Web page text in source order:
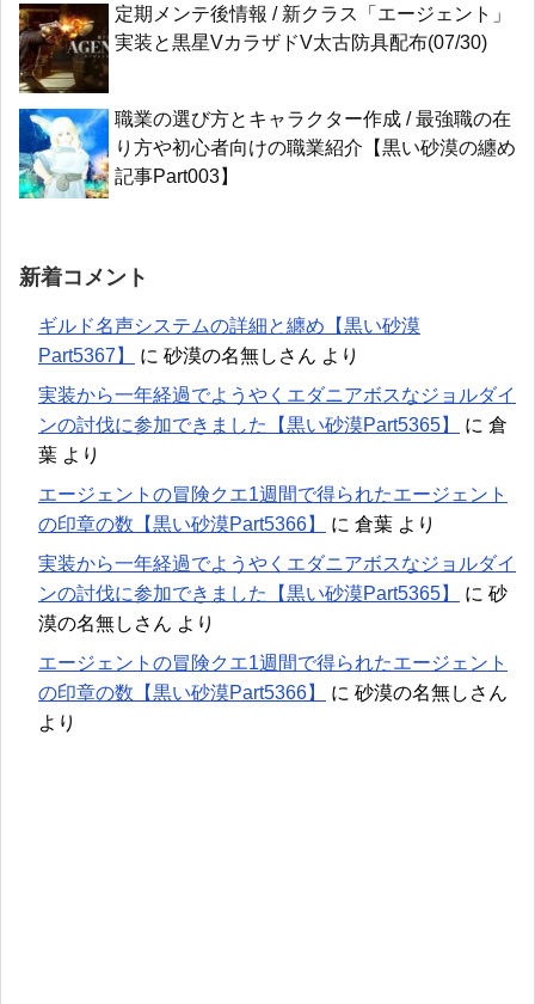
定期メンテ後情報 / 新クラス「エージェント」
実装と黒星VカラザドV太古防具配布(07/30)
職業の選び方とキャラクター作成 / 最強職の在
り方や初心者向けの職業紹介【黒い砂漠の纏め
記事Part003】
新着コメント
ギルド名声システムの詳細と纏め【黒い砂漠
Part5367】
に 砂漠の名無しさん より
実装から一年経過でようやくエダニアボスなジョルダイ
ンの討伐に参加できました【黒い砂漠Part5365】
に 倉
葉 より
エージェントの冒険クエ1週間で得られたエージェント
の印章の数【黒い砂漠Part5366】
に 倉葉 より
実装から一年経過でようやくエダニアボスなジョルダイ
ンの討伐に参加できました【黒い砂漠Part5365】
に 砂
漠の名無しさん より
エージェントの冒険クエ1週間で得られたエージェント
の印章の数【黒い砂漠Part5366】
に 砂漠の名無しさん
より